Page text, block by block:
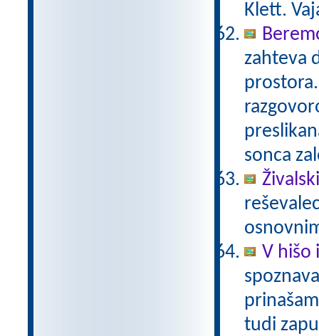
Klett.
zahteva
sonca
V hišo
tudi